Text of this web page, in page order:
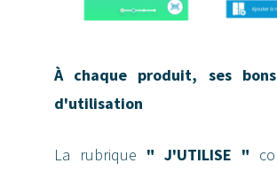
À chaque produit, ses
d'utilisation
La rubrique " J'UTILISE "